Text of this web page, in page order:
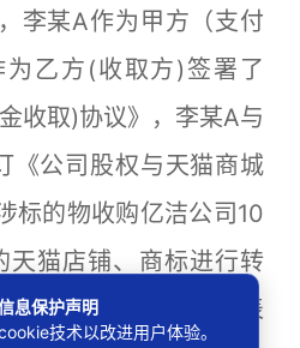
某A作为甲方（支付
乙方(收取方)签署了
收取)协议》，李某A与
《公司股权与天猫商城
标的物收购亿洁公司10
天猫店铺、商标进行转
系当事人真实意思表
息保护声明
技术以改进用户体验。